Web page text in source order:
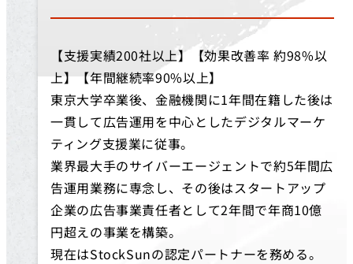
【支援実績200社以上】【効果改善率 約98%以
上】【年間継続率90%以上】
東京大学卒業後、金融機関に1年間在籍した後は
一貫して広告運用を中心としたデジタルマーケ
ティング支援業に従事。
業界最大手のサイバーエージェントで約5年間広
告運用業務に専念し、その後はスタートアップ
企業の広告事業責任者として2年間で年商10億
円超えの事業を構築。
現在はStockSunの認定パートナーを務める。